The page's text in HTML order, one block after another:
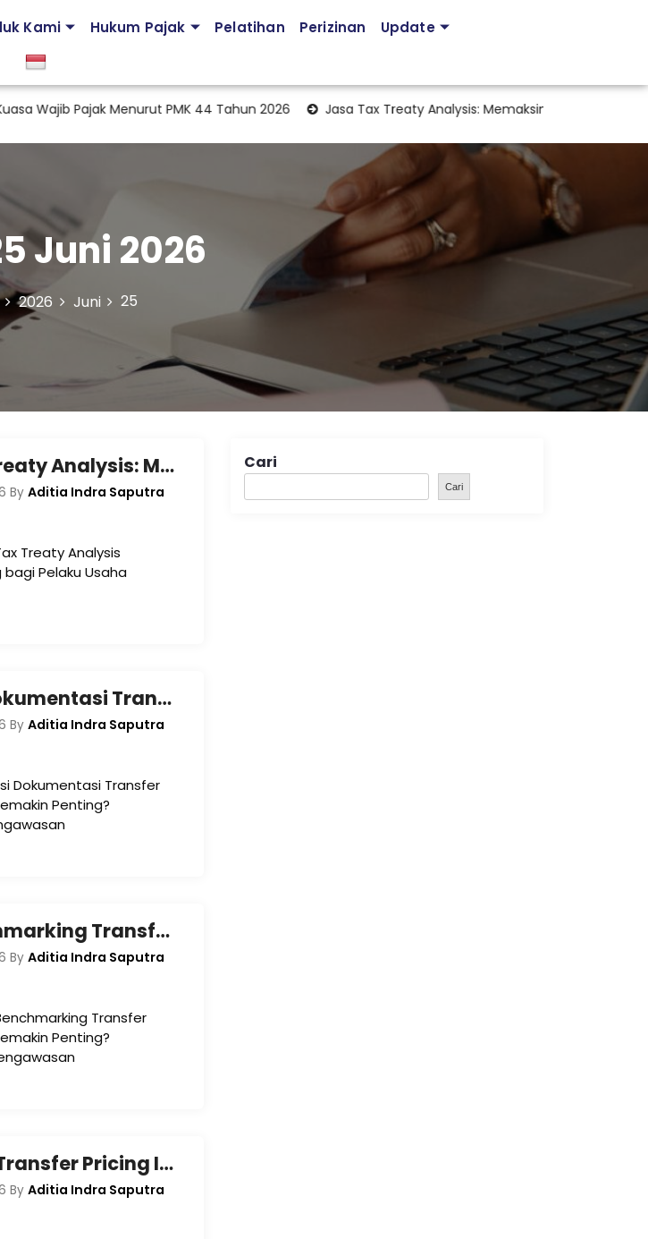
Kami Hukum Pajak Pelatihan Perizinan Update
Pajak Menurut PMK 44 Tahun 2026 Jasa Tax Treaty Analysis: Memaksimalkan Manfaat
Juni 2026
2026 Juni 25
Jasa Tax Treaty Analysis: Memaksimalkan Manfaat Perjanjian Pajak Internasional dan Mengurangi Risiko Pajak Lintas Negara
By Aditia Indra Saputra
Treaty Analysis
Pelaku Usaha
Evaluasi Dokumentasi Transfer Pricing: Cara Efektif Mengukur Kepatuhan dan Mengurangi Risiko Pajak
By Aditia Indra Saputra
Dokumentasi Transfer
Penting?
Jasa Benchmarking Transfer Pricing: Kunci Menentukan Kewajaran Transaksi Afiliasi di Indonesia
By Aditia Indra Saputra
Transfer
Penting?
Konsultan Transfer Pricing Indonesia: Solusi Strategis Mengelola Risiko Pajak atas Transaksi Afiliasi
By Aditia Indra Saputra
Cari
Cari